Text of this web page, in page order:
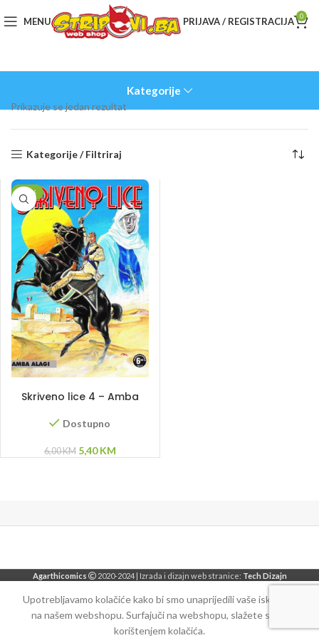
MENU PRIJAVA / REGISTRACIJA 0
Kategorije
Prikazuje se jedan rezultat
Kategorije / Filtriraj
-10%
Skriveno lice 4 – Amba
Dostupno
6,00KM Original
5,40KMCurrent
Agarthicomics 2020-2024 | Izrada i dizajn web stranice: Tech Dizajn
Upotrebljavamo kolačiće kako bi smo unaprijedili vaše iskustvo
na našem webshopu. Surfajuči na webshopu, slažete se sa
korištenjem kolačića.